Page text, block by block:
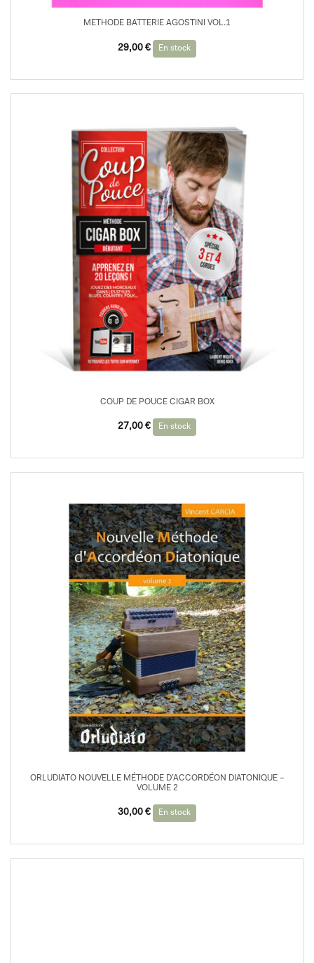
METHODE BATTERIE AGOSTINI VOL.1
29,00 € En stock
COUP DE POUCE CIGAR BOX
27,00 € En stock
ORLUDIATO NOUVELLE MÉTHODE D’ACCORDÉON DIATONIQUE –
VOLUME 2
30,00 € En stock